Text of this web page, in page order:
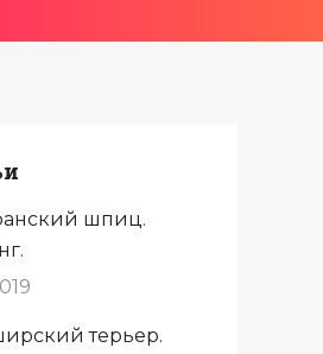
шпиц.
терьер.